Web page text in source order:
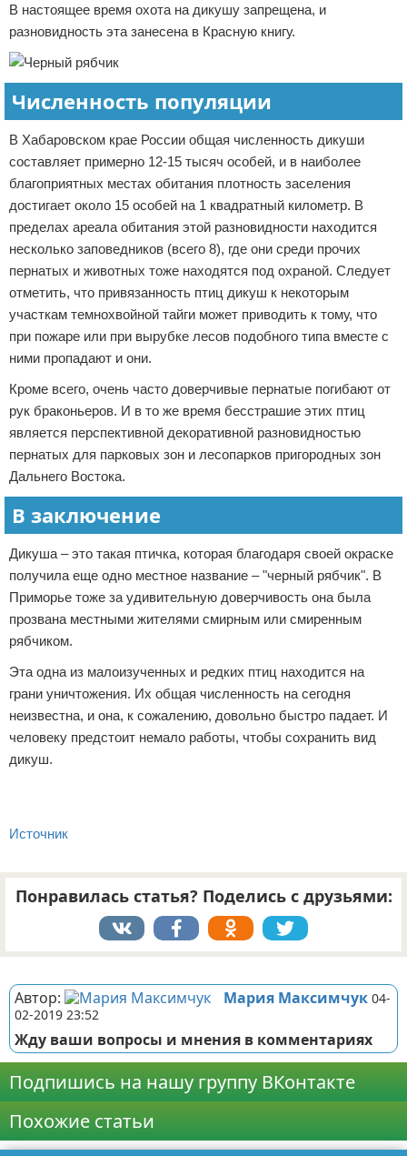
В настоящее время охота на дикушу запрещена, и
разновидность эта занесена в Красную книгу.
Численность популяции
В Хабаровском крае России общая численность дикуши
составляет примерно 12-15 тысяч особей, и в наиболее
благоприятных местах обитания плотность заселения
достигает около 15 особей на 1 квадратный километр. В
пределах ареала обитания этой разновидности находится
несколько заповедников (всего 8), где они среди прочих
пернатых и животных тоже находятся под охраной. Следует
отметить, что привязанность птиц дикуш к некоторым
участкам темнохвойной тайги может приводить к тому, что
при пожаре или при вырубке лесов подобного типа вместе с
ними пропадают и они.
Кроме всего, очень часто доверчивые пернатые погибают от
рук браконьеров. И в то же время бесстрашие этих птиц
является перспективной декоративной разновидностью
пернатых для парковых зон и лесопарков пригородных зон
Дальнего Востока.
В заключение
Дикуша – это такая птичка, которая благодаря своей окраске
получила еще одно местное название – "черный рябчик". В
Приморье тоже за удивительную доверчивость она была
прозвана местными жителями смирным или смиренным
рябчиком.
Эта одна из малоизученных и редких птиц находится на
грани уничтожения. Их общая численность на сегодня
неизвестна, и она, к сожалению, довольно быстро падает. И
человеку предстоит немало работы, чтобы сохранить вид
дикуш.
Источник
Понравилась статья? Поделись с друзьями:
Автор: Мария Максимчук 04-
02-2019 23:52
Жду ваши вопросы и мнения в комментариях
Подпишись на нашу группу ВКонтакте
Похожие статьи